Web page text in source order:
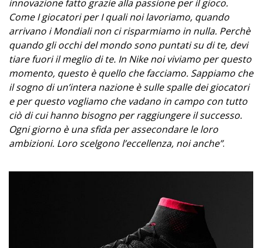
innovazione fatto grazie alla passione per il gioco.
Come I giocatori per I quali noi lavoriamo, quando
arrivano i Mondiali non ci risparmiamo in nulla. Perchè
quando gli occhi del mondo sono puntati su di te, devi
tiare fuori il meglio di te. In Nike noi viviamo per questo
momento, questo è quello che facciamo. Sappiamo che
il sogno di un’intera nazione è sulle spalle dei giocatori
e per questo vogliamo che vadano in campo con tutto
ciò di cui hanno bisogno per raggiungere il successo.
Ogni giorno è una sfida per assecondare le loro
ambizioni. Loro scelgono l’eccellenza, noi anche”.